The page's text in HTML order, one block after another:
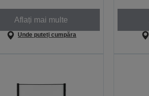
Aflați mai multe
Unde puteți cumpăra